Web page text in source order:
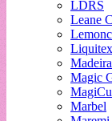
LDRS
Leane
Liquitex
Madeira
Magic
Marbel